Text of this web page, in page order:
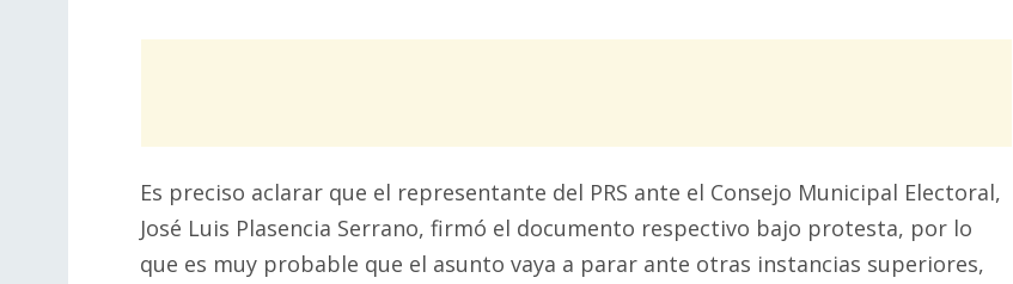
Es preciso aclarar que el representante del PRS ante el Consejo Municipal Electoral,
José Luis Plasencia Serrano, firmó el documento respectivo bajo protesta, por lo
que es muy probable que el asunto vaya a parar ante otras instancias superiores,